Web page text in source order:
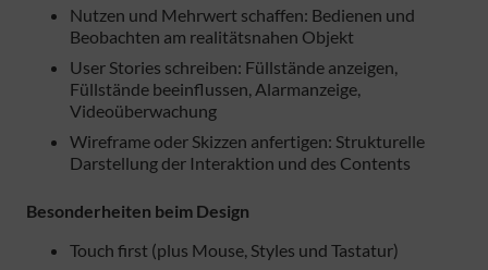
Nutzen und Mehrwert schaffen: Bedienen und
Beobachten am realitätsnahen Objekt
User Stories schreiben: Füllstände anzeigen,
Füllstände beeinflussen, Alarmanzeige,
Videoüberwachung
Wireframe oder Skizzen anfertigen: Strukturelle
Darstellung der Interaktion und des Contents
Besonderheiten beim Design
Touch first (plus Mouse, Styles und Tastatur)